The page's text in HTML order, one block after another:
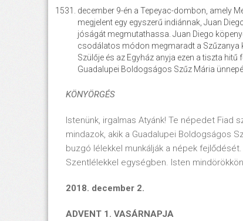
december 9-én a Tepeyac-dombon, amely
megjelent egy egyszerű indiánnak, Juan
jóságát megmutathassa. Juan Diego
csodálatos módon megmaradt a Szűzanya
Szülője és az Egyház anyja ezen a tiszta
Guadalupei Boldogságos Szűz Mária
KÖNYÖRGÉS
Istenünk, irgalmas Atyánk! Te népedet Fiad
mindazok, akik a Guadalupei Boldogságos
buzgó lélekkel munkálják a népek
Szentlélekkel egységben. Isten
2018. december 2.
ADVENT 1. VASÁRNAPJA